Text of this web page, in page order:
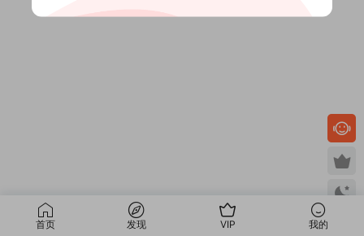
首页 发现 VIP 我的